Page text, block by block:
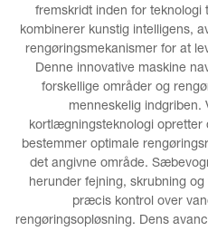
fremskridt inden for
kombinerer kunstig intelligens,
rengøringsmekanismer for at
Denne innovative maskine
forskellige områder og
menneskelig indgriben.
kortlægningsteknologi opretter
bestemmer optimale
det angivne område.
herunder fejning, skrubning
præcis kontrol over
rengøringsopløsning. Dens